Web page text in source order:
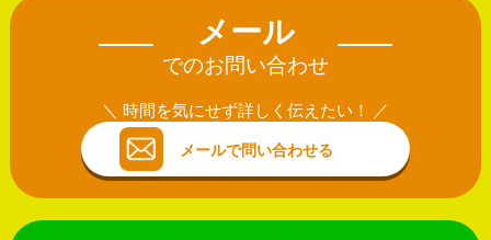
メール
でのお問い合わせ
時間を気にせず詳しく伝えたい！
メールで問い合わせる